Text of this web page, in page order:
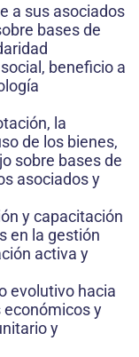
a sus asociados
bases de
beneficio a
la
de los bienes,
sobre bases de
asociados y
y capacitación
en la gestión
activa y
evolutivo hacia
económicos y
y